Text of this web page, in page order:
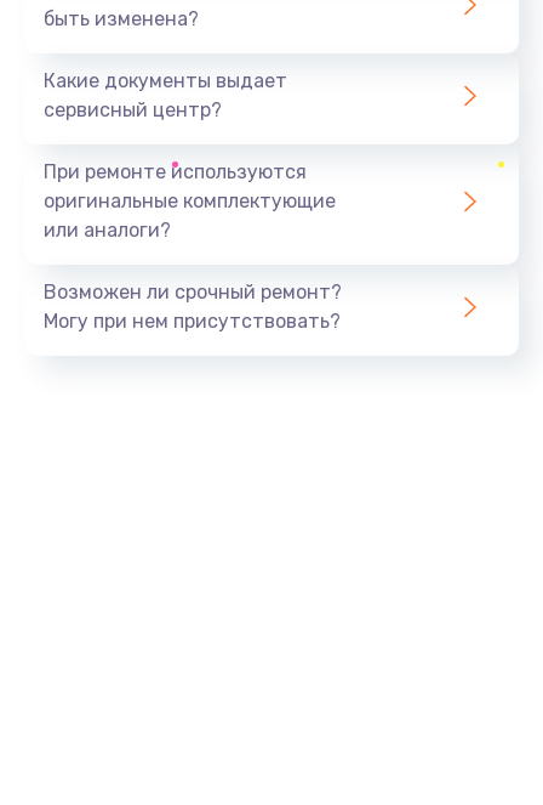
быть изменена?
Какие документы выдает
сервисный центр?
При ремонте используются
оригинальные комплектующие
или аналоги?
Возможен ли срочный ремонт?
Могу при нем присутствовать?